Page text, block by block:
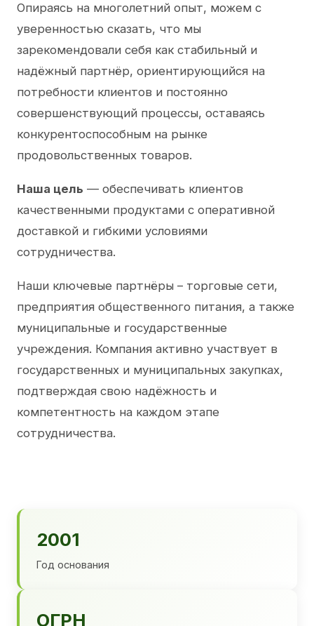
Опираясь на многолетний опыт, можем с
уверенностью сказать, что мы
зарекомендовали себя как стабильный и
надёжный партнёр, ориентирующийся на
потребности клиентов и постоянно
совершенствующий процессы, оставаясь
конкурентоспособным на рынке
продовольственных товаров.
Наша цель — обеспечивать клиентов
качественными продуктами с оперативной
доставкой и гибкими условиями
сотрудничества.
Наши ключевые партнёры – торговые сети,
предприятия общественного питания, а также
муниципальные и государственные
учреждения. Компания активно участвует в
государственных и муниципальных закупках,
подтверждая свою надёжность и
компетентность на каждом этапе
сотрудничества.
2001
Год основания
ОГРН